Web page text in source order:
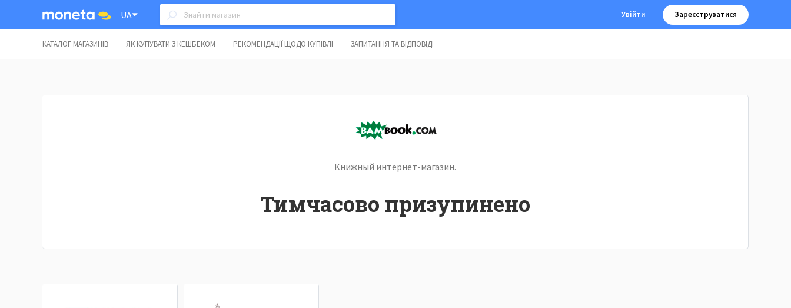
UA Увійти Зареєструватися
КАТАЛОГ МАГАЗИНІВ ЯК КУПУВАТИ З КЕШБЕКОМ РЕКОМЕНДАЦІЇ ЩОДО КУПІВЛІ ЗАПИТАННЯ ТА ВІДПОВІДІ
Книжный интернет-магазин.
Тимчасово призупинено